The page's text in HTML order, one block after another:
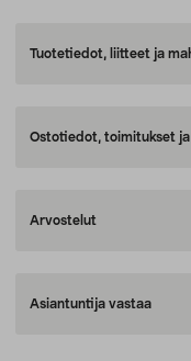
Tuotetiedot, liitteet ja
Ostotiedot, toimitukset
Arvostelut
Asiantuntija vastaa